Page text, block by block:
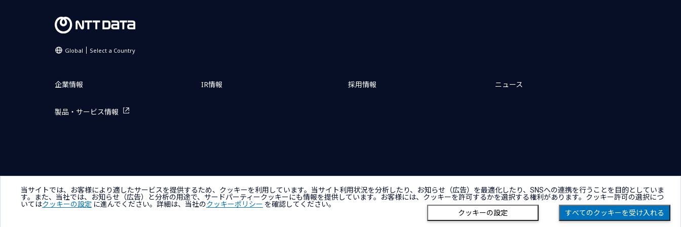
Global Select a Country
企業情報 IR情報 採用情報 ニュース
製品・サービス情報
Copyright © NTT DATA Group Corporation
当サイトでは、お客様により適したサービスを提供するため、クッキーを利用しています。当サイト利用状況を分析したり、お知らせ（広告）を最適化したり、SNSへの連携を行うことを目的としていま
す。また、当社では、お知らせ（広告）と分析の用途で、サードパーティークッキーにも情報を提供しています。お客様には、クッキーを許可するかを選択する権利があります。クッキー許可の選択につ
いてはクッキーの設定 に進んでください。詳細は、当社のクッキーポリシー を確認してください。
すべてのクッキーを受け入れる
クッキーの設定